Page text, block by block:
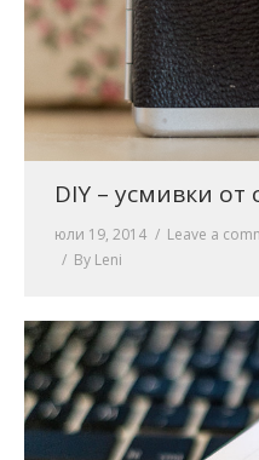
DIY – усмивки от
юли 19, 2014 Leave a
By Leni